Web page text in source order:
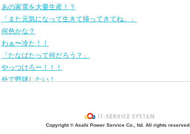
あの家電を大量生産！？
「また元気になって生きて帰ってきてね。」
何色かな？
わぁ〜冷た！！
「たなばたって何だろう？」
やっつけろー！！！
外で野球したい！
あの先生はだ〜れ？Copyright © Asahi Power Service Co., ltd. All rights reserved.